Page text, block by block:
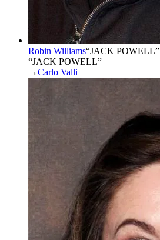
Robin Williams“JACK POWELL”
“JACK POWELL”
→Carlo Valli